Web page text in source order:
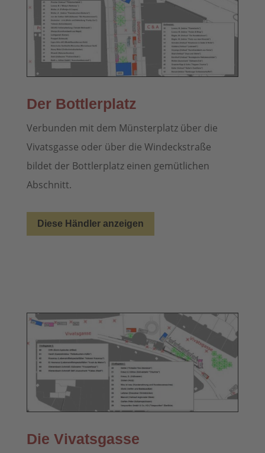
Der Bottlerplatz
Verbunden mit dem Münsterplatz über die
Vivatsgasse oder über die Windeckstraße
bildet der Bottlerplatz einen gemütlichen
Abschnitt.
Diese Händler anzeigen
Die Vivatsgasse